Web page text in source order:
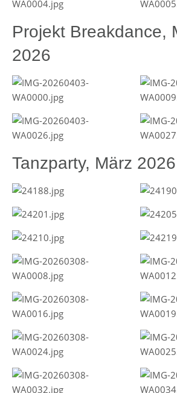
Projekt Breakdance,
2026
Tanzparty, März 2026